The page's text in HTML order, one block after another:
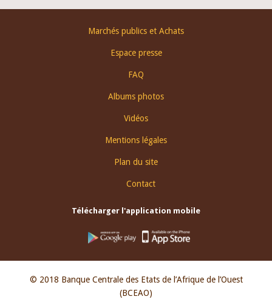
Marchés publics et Achats
Espace presse
FAQ
Albums photos
Vidéos
Mentions légales
Plan du site
Contact
Télécharger l'application mobile
© 2018 Banque Centrale des Etats de l’Afrique de l’Ouest
(BCEAO)